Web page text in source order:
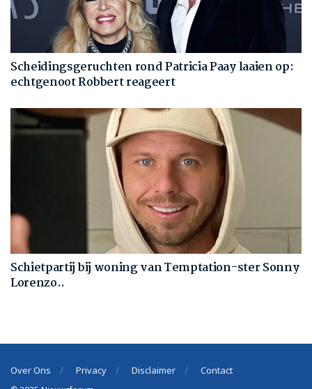
Scheidingsgeruchten rond Patricia Paay laaien op:
echtgenoot Robbert reageert
Schietpartij bij woning van Temptation-ster Sonny
Lorenzo..
Over Ons Privacy Disclaimer Contact